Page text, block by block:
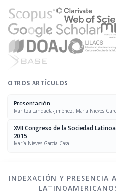
OTROS ARTÍCULOS
Presentación
Maritza Landaeta-Jiménez, María Nieves
XVII Congreso de la Sociedad
2015
María Nieves García Casal
INDEXACIÓN Y PRESENCIA